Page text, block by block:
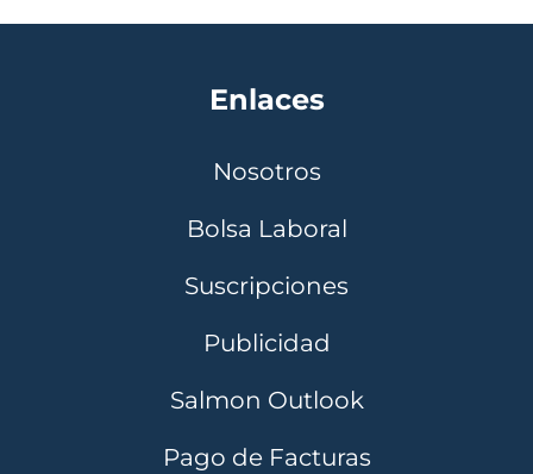
Enlaces
Nosotros
Bolsa Laboral
Suscripciones
Publicidad
Salmon Outlook
Pago de Facturas